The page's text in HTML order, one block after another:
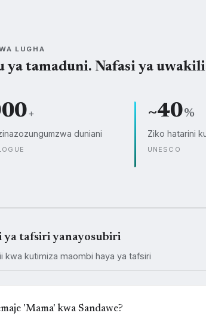
LUGHA
ya tamaduni. Nafasi ya
+
duniani
~40%
Ziko hatarini
UNESCO
ya tafsiri yanayosubiri
kwa kutimiza maombi haya ya tafsiri
'Mama' kwa Sandawe?